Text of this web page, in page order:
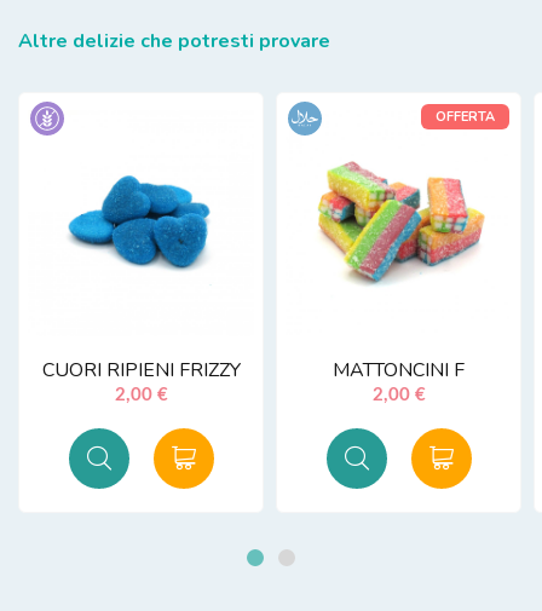
Altre delizie che potresti provare
CUORI RIPIENI FRIZZY
2,00 €
MATTONCINI F
2,00 €
OFFERTA